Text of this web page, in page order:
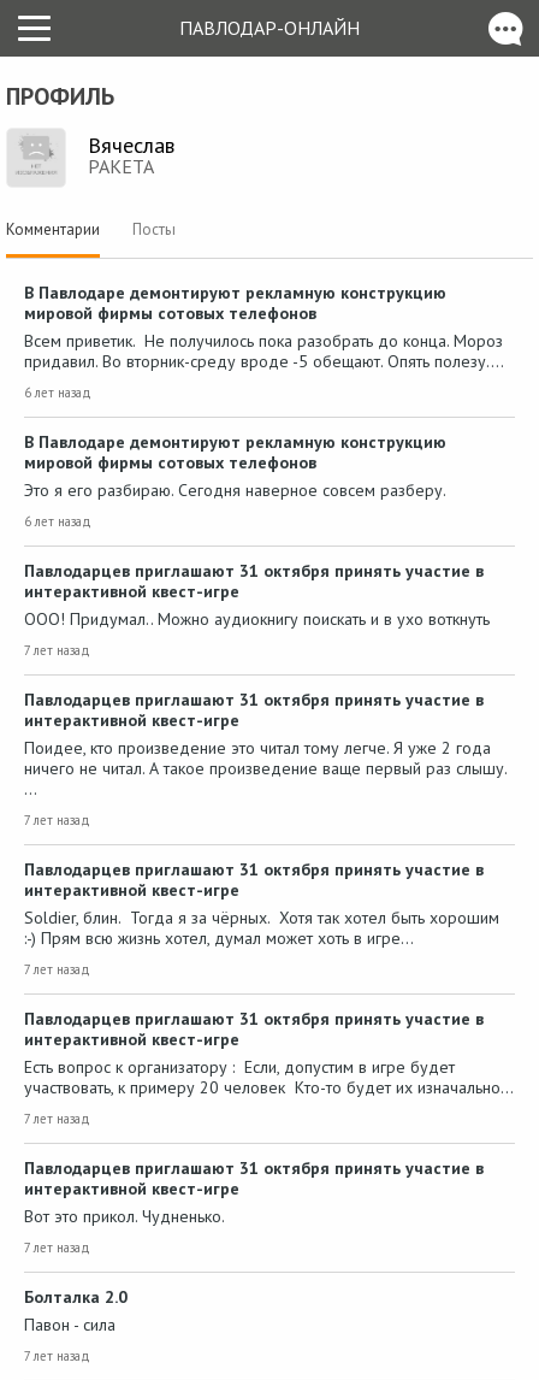
ПАВЛОДАР-ОНЛАЙН
ПРОФИЛЬ
Вячеслав
PAKETA
Комментарии Посты
В Павлодаре демонтируют рекламную конструкцию
мировой фирмы сотовых телефонов
Всем приветик. Не получилось пока разобрать до конца. Мороз
придавил. Во вторник-среду вроде -5 обещают. Опять полезу.…
6 лет назад
В Павлодаре демонтируют рекламную конструкцию
мировой фирмы сотовых телефонов
Это я его разбираю. Сегодня наверное совсем разберу.
6 лет назад
Павлодарцев приглашают 31 октября принять участие в
интерактивной квест-игре
ООО! Придумал.. Можно аудиокнигу поискать и в ухо воткнуть
7 лет назад
Павлодарцев приглашают 31 октября принять участие в
интерактивной квест-игре
Поидее, кто произведение это читал тому легче. Я уже 2 года
ничего не читал. А такое произведение ваще первый раз слышу.
…
7 лет назад
Павлодарцев приглашают 31 октября принять участие в
интерактивной квест-игре
Soldier, блин. Тогда я за чёрных. Хотя так хотел быть хорошим
:-) Прям всю жизнь хотел, думал может хоть в игре…
7 лет назад
Павлодарцев приглашают 31 октября принять участие в
интерактивной квест-игре
Есть вопрос к организатору : Если, допустим в игре будет
участвовать, к примеру 20 человек Кто-то будет их изначально…
7 лет назад
Павлодарцев приглашают 31 октября принять участие в
интерактивной квест-игре
Вот это прикол. Чудненько.
7 лет назад
Болталка 2.0
Павон - сила
7 лет назад